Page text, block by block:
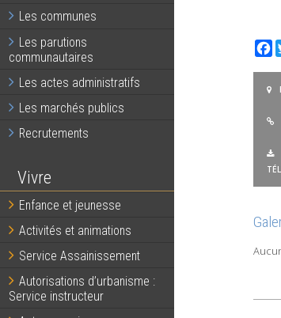
Les communes
Les parutions
communautaires
Les actes administratifs
Les marchés publics
Recrutements
Vivre
Enfance et jeunesse
Activités et animations
Service Assainissement
Autorisations d’urbanisme :
Service instructeur